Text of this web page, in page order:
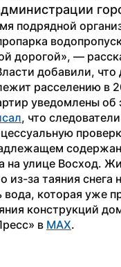
подрядной
дорогой», —
добавили, что
расселению в
уведомлены об
, что следователи
на улице Восход.
из-за таяния снега
вода, которая уже
конструкций
в MAX.